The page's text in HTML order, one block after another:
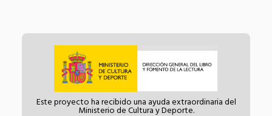
Este proyecto ha recibido una ayuda extraordinaria del
Ministerio de Cultura y Deporte.